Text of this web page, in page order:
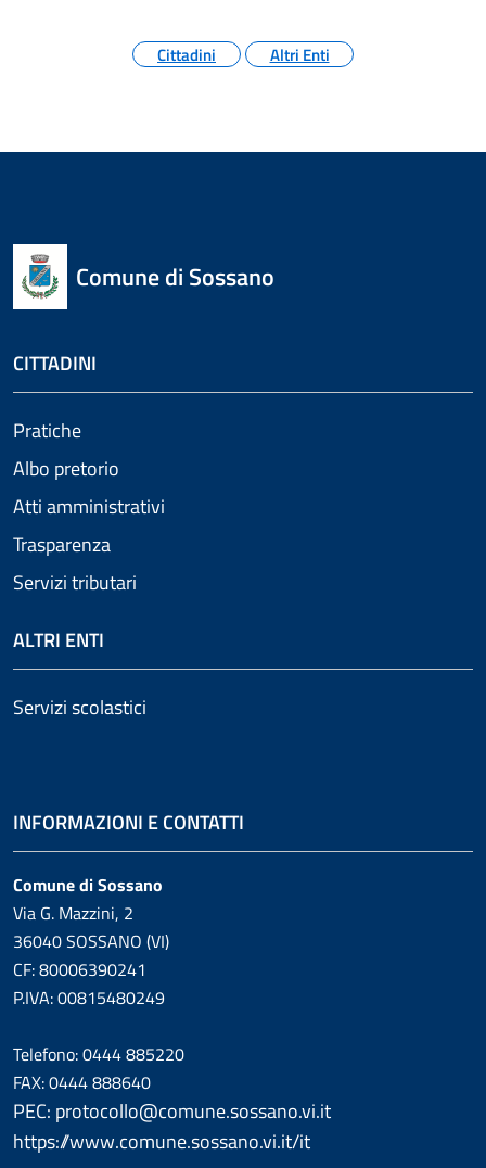
Cittadini Altri Enti
Comune di Sossano
CITTADINI
Pratiche
Albo pretorio
Atti amministrativi
Trasparenza
Servizi tributari
ALTRI ENTI
Servizi scolastici
INFORMAZIONI E CONTATTI
Comune di Sossano
Via G. Mazzini, 2
36040 SOSSANO (VI)
CF: 80006390241
P.IVA: 00815480249
Telefono: 0444 885220
FAX: 0444 888640
PEC: protocollo@comune.sossano.vi.it
https://www.comune.sossano.vi.it/it